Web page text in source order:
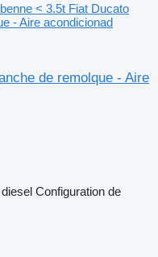
< 3.5t Fiat Ducato
- Aire acondicionad
de remolque - Aire
diesel Configuration de